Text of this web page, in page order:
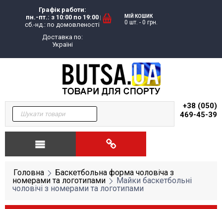
Графік работи:
пн.-пт.: з 10:00 по 19:00
сб.-нд.: по домовленості
Доставка по:
Україні
МІЙ КОШИК
0 шт. - 0 грн.
+38 (050)
469-45-39
Головна
Баскетбольна форма чоловіча з
номерами та логотипами
Майки баскетбольні
чоловічі з номерами та логотипами